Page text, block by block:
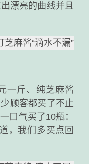
漂亮的曲线并且
一斤、纯芝麻酱
顾客都买了不止
口气买了10瓶：
，我们多买点回